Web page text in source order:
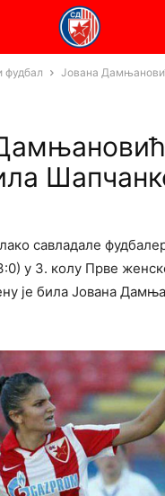
фудбал
Јована
савладале
у 3. колу Прве
је била Јована